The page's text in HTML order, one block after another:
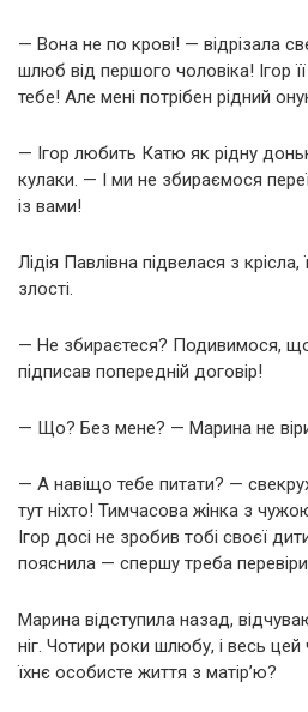
— Вона не по крові! — відрізала
шлюб від першого чоловіка! Ігор
тебе! Але мені потрібен рідний
— Ігор любить Катю як рідну
кулаки. — І ми не збираємося
із вами!
Лідія Павлівна підвелася з крісла,
злості.
— Не збираєтеся? Подивимося,
підписав попередній договір!
— Що? Без мене? — Марина не
— А навіщо тебе питати? —
тут ніхто! Тимчасова жінка з
Ігор досі не зробив тобі своєї
пояснила — спершу треба
Марина відступила назад,
ніг. Чотири роки шлюбу, і весь
їхнє особисте життя з матір’ю?